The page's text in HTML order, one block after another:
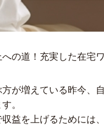
の道！充実した在宅
が増えている昨今、
。
益を上げるためには